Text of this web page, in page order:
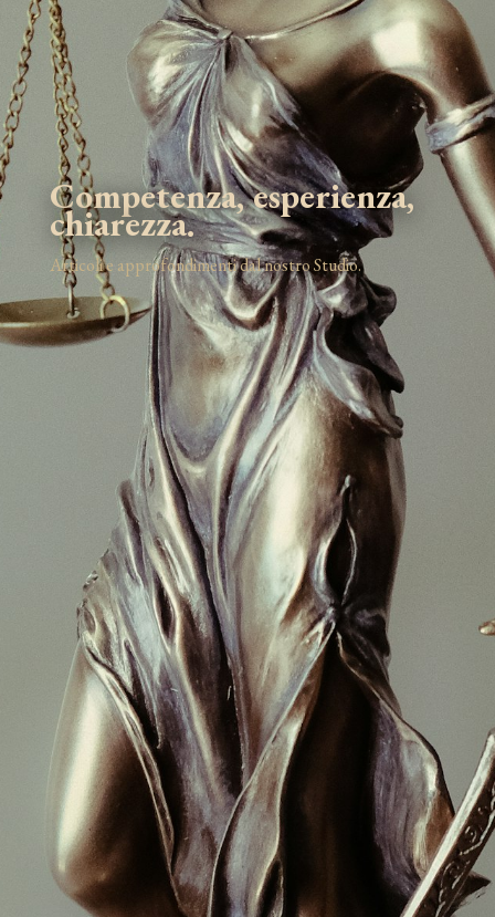
Competenza, esperienza,
chiarezza.
Articoli e approfondimenti dal nostro Studio.